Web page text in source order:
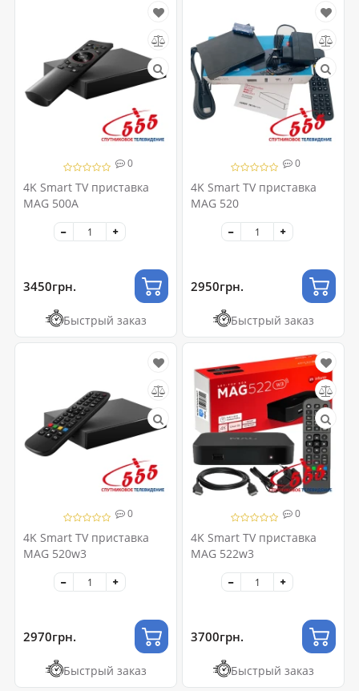
0
4K Smart TV приставка
MAG 500A
3450грн.
Быстрый заказ
0
4K Smart TV приставка
MAG 520
2950грн.
Быстрый заказ
0
4K Smart TV приставка
MAG 520w3
2970грн.
Быстрый заказ
0
4K Smart TV приставка
MAG 522w3
3700грн.
Быстрый заказ